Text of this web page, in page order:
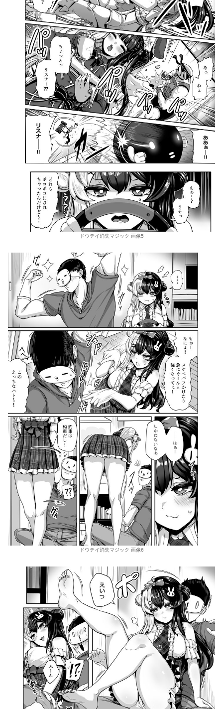
ドウテイ消失マジック 画像5
ドウテイ消失マジック 画像6